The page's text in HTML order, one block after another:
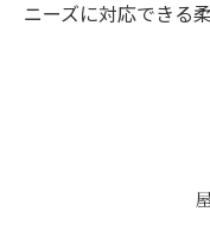
ニーズに対応できる